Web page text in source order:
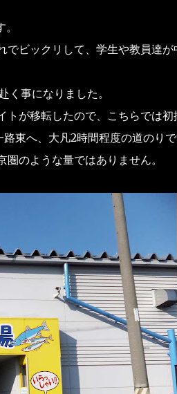
でビックリして、学生や教員達が
事になりました。
が移転したので、こちらでは初
東へ、大凡2時間程度の道のりで
のような量ではありません。